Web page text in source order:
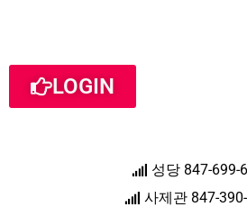
LOGIN
성당 847-699-
사제관 847-